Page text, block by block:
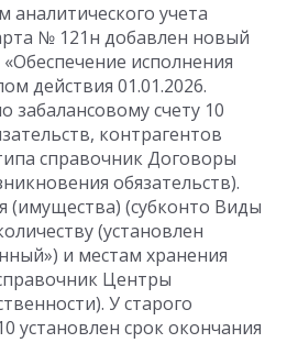
аналитического учета
№ 121н добавлен новый
исполнения
действия 01.01.2026.
забалансовому счету 10
контрагентов
справочник Договоры
обязательств).
(имущества) (субконто Виды
(установлен
и местам хранения
Центры
У старого
установлен срок окончания